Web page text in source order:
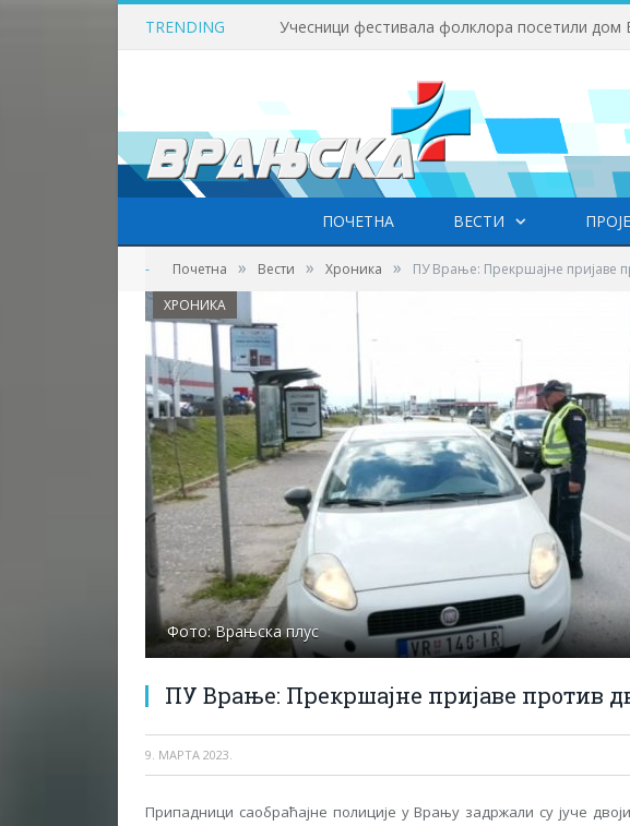
TRENDING Учесници фестивала фолклора посетили дом
ПОЧЕТНА ВЕСТИ
- Почетна » Вести » Хроника » ПУ Врање: Прекршајне пријаве
Фото: Врањска плус
ПУ Врање: Прекршајне пријаве против
9. МАРТА 2023.
ХРОНИКА
Припадници саобраћајне полиције у Врању задржали су јуче